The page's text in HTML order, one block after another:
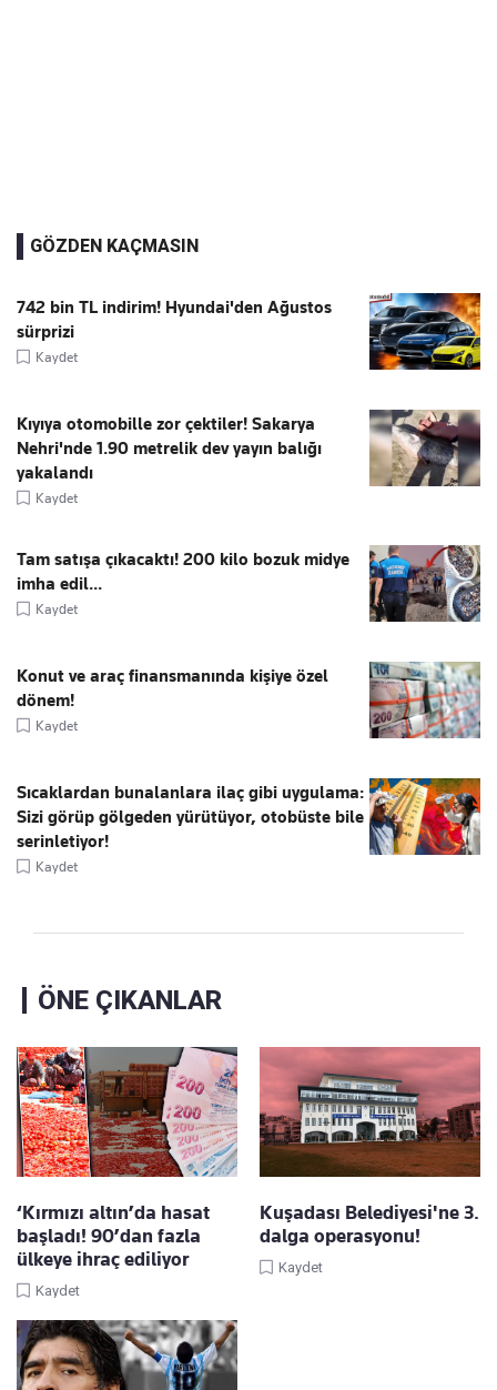
GÖZDEN KAÇMASIN
742 bin TL indirim! Hyundai'den Ağustos
sürprizi
Kaydet
Kıyıya otomobille zor çektiler! Sakarya
Nehri'nde 1.90 metrelik dev yayın balığı
yakalandı
Kaydet
Tam satışa çıkacaktı! 200 kilo bozuk midye
imha edil...
Kaydet
Konut ve araç finansmanında kişiye özel
dönem!
Kaydet
Sıcaklardan bunalanlara ilaç gibi uygulama:
Sizi görüp gölgeden yürütüyor, otobüste bile
serinletiyor!
Kaydet
ÖNE ÇIKANLAR
‘Kırmızı altın’da hasat
başladı! 90’dan fazla
ülkeye ihraç ediliyor
Kaydet
Kuşadası Belediyesi'ne 3.
dalga operasyonu!
Kaydet